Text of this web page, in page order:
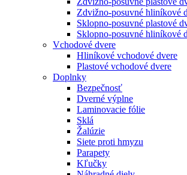
Zdvižno-posuvné hliníkové
Sklopno-posuvné plastové
Sklopno-posuvné hliníkové
Vchodové dvere
Hliníkové vchodové dvere
Plastové vchodové dvere
Doplnky
Bezpečnosť
Dverné výplne
Laminovacie fólie
Sklá
Žalúzie
Siete proti hmyzu
Parapety
Kľučky